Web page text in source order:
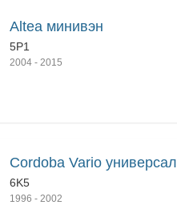
Altea минивэн
5P1
2004 - 2015
Cordoba Vario универсал
6K5
1996 - 2002